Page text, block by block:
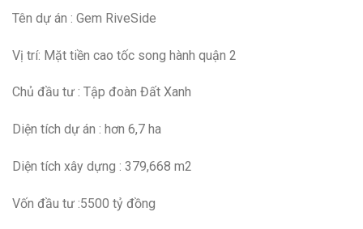
Tên dự án : Gem RiveSide
Vị trí: Mặt tiền cao tốc song hành quận 2
Chủ đầu tư : Tập đoàn Đất Xanh
Diện tích dự án : hơn 6,7 ha
Diện tích xây dựng : 379,668 m2
Vốn đầu tư :5500 tỷ đồng